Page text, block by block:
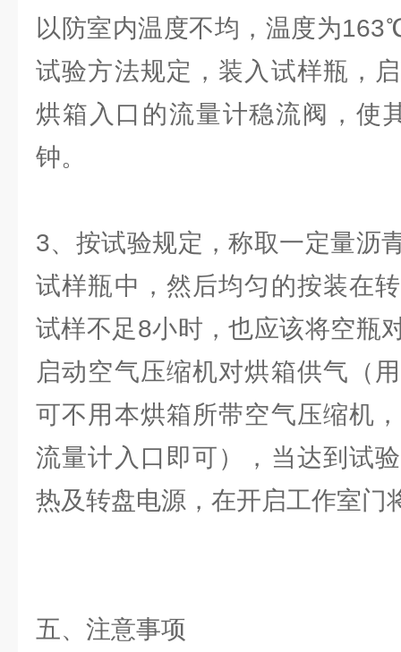
以防室内温度不均，温度为
试验方法规定，装入试样瓶，
烘箱入口的流量计稳流阀，使
钟。
3、按试验规定，称取一定量沥
试样瓶中，然后均匀的按装在
试样不足8小时，也应该将空瓶
启动空气压缩机对烘箱供气（
可不用本烘箱所带空气压缩机
流量计入口即可），当达到试
热及转盘电源，在开启工作室门
五、注意事项